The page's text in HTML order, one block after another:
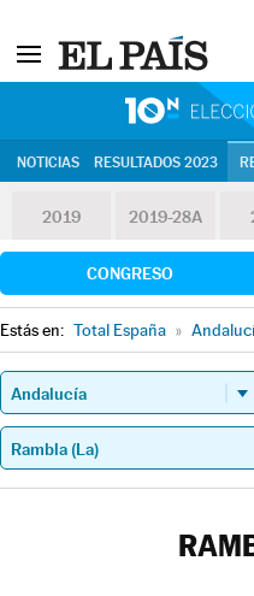
NOTICIAS RESULTADOS 2023
2019 2019-28A
CONGRESO
Estás en: Total España »